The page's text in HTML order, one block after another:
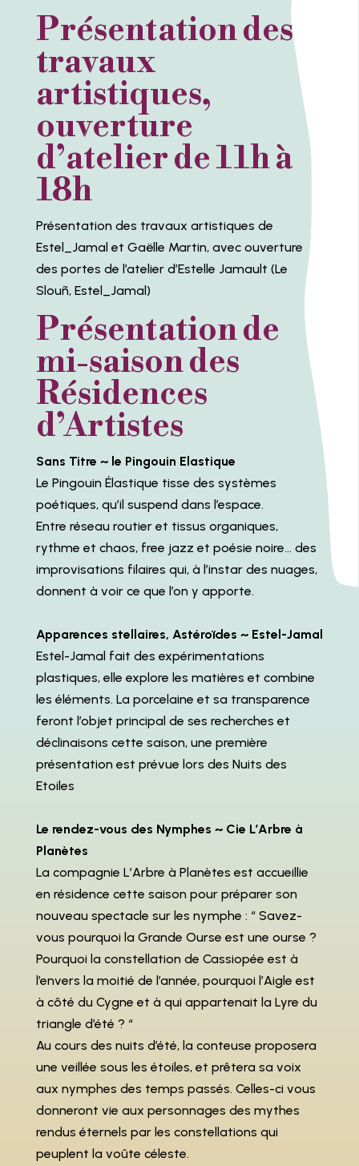
Présentation des
travaux
artistiques,
ouverture
d’atelier de 11h à
18h
Présentation des travaux artistiques de
Estel_Jamal et Gaëlle Martin, avec ouverture
des portes de l’atelier d’Estelle Jamault (Le
Slouñ, Estel_Jamal)
Présentation de
mi-saison des
Résidences
d’Artistes
Sans Titre ~ le Pingouin Elastique
Le Pingouin Élastique tisse des systèmes
poétiques, qu’il suspend dans l’espace.
Entre réseau routier et tissus organiques,
rythme et chaos, free jazz et poésie noire… des
improvisations filaires qui, à l’instar des nuages,
donnent à voir ce que l’on y apporte.
Apparences stellaires, Astéroïdes ~ Estel-Jamal
Estel-Jamal fait des expérimentations
plastiques, elle explore les matières et combine
les éléments. La porcelaine et sa transparence
feront l’objet principal de ses recherches et
déclinaisons cette saison, une première
présentation est prévue lors des Nuits des
Etoiles
Le rendez-vous des Nymphes ~ Cie L’Arbre à
Planètes
La compagnie L’Arbre à Planètes est accueillie
en résidence cette saison pour préparer son
nouveau spectacle sur les nymphe : “ Savez-
vous pourquoi la Grande Ourse est une ourse ?
Pourquoi la constellation de Cassiopée est à
l’envers la moitié de l’année, pourquoi l’Aigle est
à côté du Cygne et à qui appartenait la Lyre du
triangle d’été ? “
Au cours des nuits d’été, la conteuse proposera
une veillée sous les étoiles, et prêtera sa voix
aux nymphes des temps passés. Celles-ci vous
donneront vie aux personnages des mythes
rendus éternels par les constellations qui
peuplent la voûte céleste.